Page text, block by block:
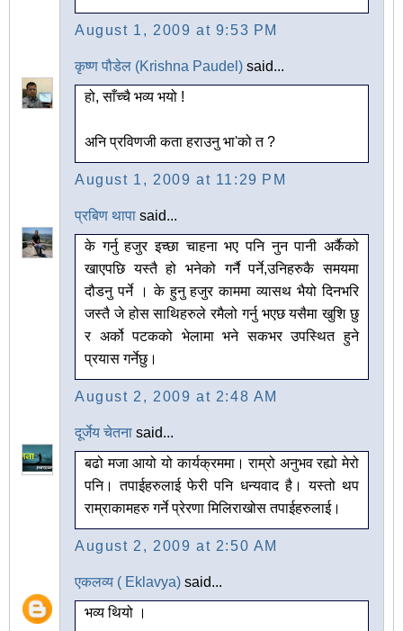
August 1, 2009 at 9:53 PM
कृष्ण पौडेल (Krishna Paudel) said...
हो, साँच्चै भव्य भयो !
अनि प्रविणजी कता हराउनु भा'को त ?
August 1, 2009 at 11:29 PM
प्रबिण थापा said...
के गर्नु हजुर इच्छा चाहना भए पनि नुन पानी अर्कैको
खाएपछि यस्तै हो भनेको गर्नै पर्ने,उनिहरुकै समयमा
दौडनु पर्ने । के हुनु हजुर काममा व्यासथ भैयो दिनभरि
जस्तै जे होस साथिहरुले रमैलो गर्नु भएछ यसैमा खुशि छु
र अर्को पटकको भेलामा भने सकभर उपस्थित हुने
प्रयास गर्नेछु।
August 2, 2009 at 2:48 AM
दूर्जेय चेतना said...
बढो मजा आयो यो कार्यक्रममा। राम्रो अनुभव रह्यो मेरो
पनि। तपाईहरुलाई फेरी पनि धन्यवाद है। यस्तो थप
राम्राकामहरु गर्ने प्रेरणा मिलिराखोस तपाईहरुलाई।
August 2, 2009 at 2:50 AM
एकलव्य ( Eklavya) said...
भव्य थियो ।